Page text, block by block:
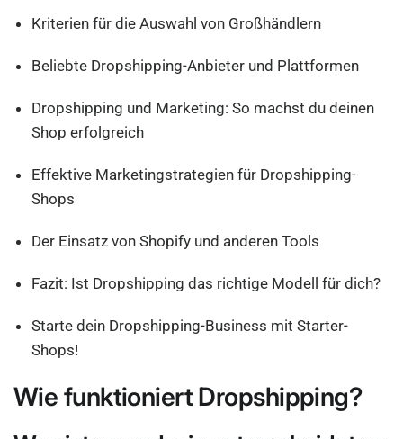
Kriterien für die Auswahl von Großhändlern
Beliebte Dropshipping-Anbieter und Plattformen
Dropshipping und Marketing: So machst du deinen
Shop erfolgreich
Effektive Marketingstrategien für Dropshipping-
Shops
Der Einsatz von Shopify und anderen Tools
Fazit: Ist Dropshipping das richtige Modell für dich?
Starte dein Dropshipping-Business mit Starter-
Shops!
Wie funktioniert Dropshipping?